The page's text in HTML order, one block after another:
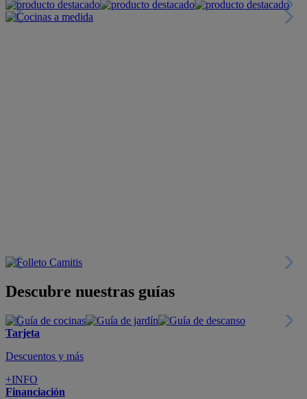
Descubre nuestras guías
Tarjeta
Descuentos y más
+INFO
Financiación